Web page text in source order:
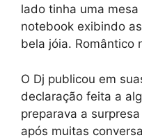
lado tinha uma
notebook exibindo
bela jóia. Romântico
O Dj publicou em
declaração feita a
preparava a
após muitas